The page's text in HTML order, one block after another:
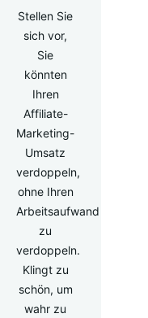
Stellen Sie
sich vor,
Sie
könnten
Ihren
Affiliate-
Marketing-
Umsatz
verdoppeln,
ohne Ihren
Arbeitsaufwand
zu
verdoppeln.
Klingt zu
schön, um
wahr zu